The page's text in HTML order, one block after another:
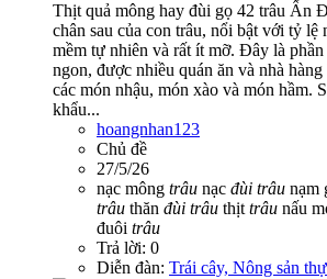
Thịt quả mông hay đùi gọ 42 trâu Ấn
chân sau của con trâu, nổi bật với tỷ lệ
mềm tự nhiên và rất ít mỡ. Đây là phần
ngon, được nhiều quán ăn và nhà
các món nhậu, món xào và món hầm.
khẩu...
hoangnhan123
Chủ đề
27/5/26
nạc mông trâu nạc đùi trâu nạm
trâu thăn đùi trâu thịttrâu nấu
đuôi trâu
Trả lời: 0
Diễn đàn: Trái cây, Nông sản